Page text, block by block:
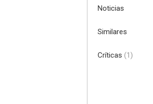
Noticias
Similares
Críticas (1)